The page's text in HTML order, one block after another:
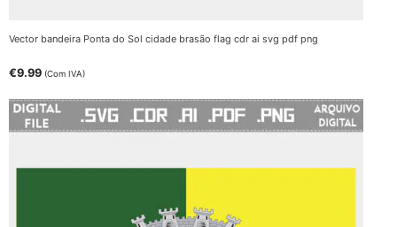
Vector bandeira Ponta do Sol cidade brasão flag cdr ai svg pdf png
€9.99 (Com IVA)